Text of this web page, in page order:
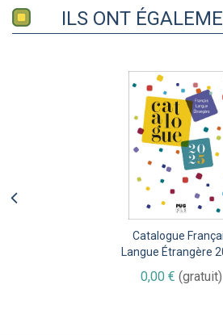
ILS ONT
Catalogue
Langue Étrangère
0,00 € (gratuit)